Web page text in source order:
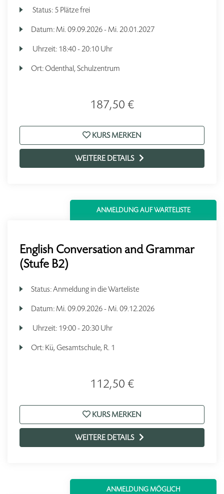
Status: 5 Plätze frei
Datum: Mi. 09.09.2026 - Mi. 20.01.2027
Uhrzeit: 18:40 - 20:10 Uhr
Ort:Odenthal, Schulzentrum
187,50 €
KURS MERKEN
WEITERE DETAILS
ANMELDUNG AUF WARTELISTE
English Conversation and Grammar
(Stufe B2)
Status:Anmeldung in die Warteliste
Datum: Mi. 09.09.2026 - Mi. 09.12.2026
Uhrzeit: 19:00 - 20:30 Uhr
Ort: Kü, Gesamtschule, R. 1
112,50 €
KURS MERKEN
WEITERE DETAILS
ANMELDUNG MÖGLICH